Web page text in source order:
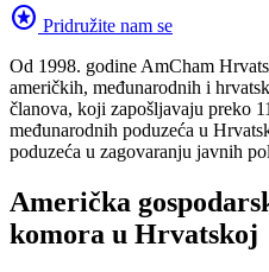
stars Pridružite nam se
Od 1998. godine AmCham
američkih, međunarodnih i
članova, koji zapošljavaju preko
međunarodnih poduzeća u
poduzeća u zagovaranju javnih
Američka
komora u Hrvatskoj